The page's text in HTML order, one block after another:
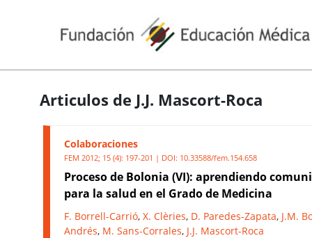
Articulos de J.J. Mascort-Roca
Colaboraciones
FEM 2012; 15 (4): 197-201 | DOI: 10.33588/fem.154.658
Proceso de Bolonia (VI): aprendiendo
para la salud en el Grado de Medicina
F. Borrell-Carrió, X. Clèries, D. Paredes-Zapata, J.M.
Andrés, M. Sans-Corrales, J.J. Mascort-Roca